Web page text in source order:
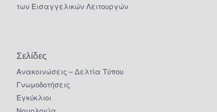
των Εισαγγελικών Λειτουργών
Σελίδες
Ανακοινώσεις – Δελτία Τύπου
Γνωμοδοτήσεις
Εγκύκλιοι